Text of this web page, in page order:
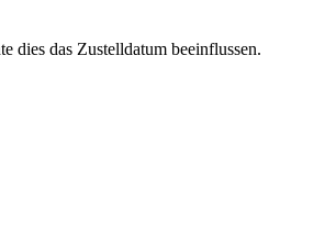
dies das Zustelldatum beeinflussen.